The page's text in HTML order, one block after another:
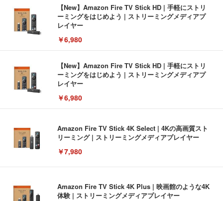
【New】Amazon Fire TV Stick HD | 手軽にストリ
ーミングをはじめよう | ストリーミングメディアプ
レイヤー
￥6,980
【New】Amazon Fire TV Stick HD | 手軽にストリ
ーミングをはじめよう | ストリーミングメディアプ
レイヤー
￥6,980
Amazon Fire TV Stick 4K Select | 4Kの高画質スト
リーミング | ストリーミングメディアプレイヤー
￥7,980
Amazon Fire TV Stick 4K Plus | 映画館のような4K
体験 | ストリーミングメディアプレイヤー